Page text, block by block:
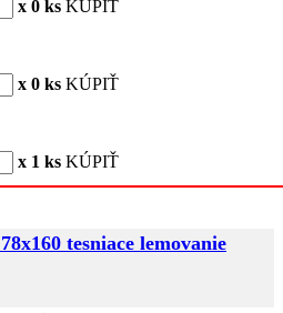
x 0 ks KÚPIŤ
x 0 ks KÚPIŤ
x 1 ks KÚPIŤ
tesniace lemovanie